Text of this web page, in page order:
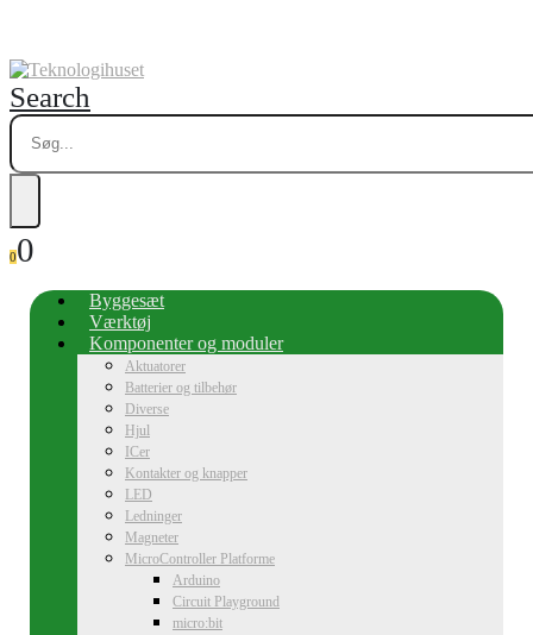
Search
00
Byggesæt
Værktøj
Komponenter og moduler
Aktuatorer
Batterier og tilbehør
Diverse
Hjul
ICer
Kontakter og knapper
LED
Ledninger
Magneter
MicroController Platforme
Arduino
Circuit Playground
micro:bit